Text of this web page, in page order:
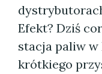
Efekt? Dziś
stacja paliw
krótkiego